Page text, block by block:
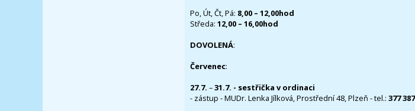
Po, Út, Čt, Pá: 8,00 – 12,00hod
Středa: 12,00 – 16,00hod
DOVOLENÁ:
Červenec:
27.7. –31.7. - sestřička v ordinaci
- zástup - MUDr. Lenka Jílková, Prostřední 48, Plzeň - tel.: 377